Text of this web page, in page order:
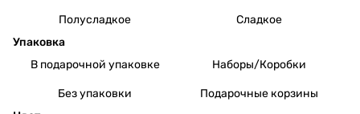
Полусладкое
Сладкое
Упаковка
В подарочной упаковке
Наборы/Коробки
Без упаковки
Подарочные корзины